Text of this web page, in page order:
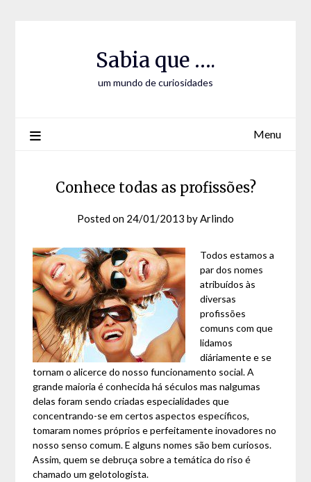
Sabia que ….
um mundo de curiosidades
Menu
Conhece todas as profissões?
Posted on 24/01/2013 byArlindo
Todos estamos a
par dos nomes
atribuídos às
diversas
profissões
comuns com que
lidamos
diáriamente e se
tornam o alicerce do nosso funcionamento social. A
grande maioria é conhecida há séculos mas nalgumas
delas foram sendo criadas especialidades que
concentrando-se em certos aspectos específicos,
tomaram nomes próprios e perfeitamente inovadores no
nosso senso comum. E alguns nomes são bem curiosos.
Assim, quem se debruça sobre a temática do riso é
chamado um gelotologista.